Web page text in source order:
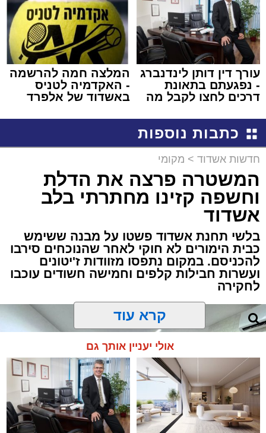
עורך דין דותן לינדנברג
- נפגעתם בתאונת
דרכים לחצו לקבל מה
המלצה חמה להרשמה
- האקדמיה לטניס
באשדוד של אלפרד
כתבות נוספות
חדשות אשדוד > מקומי
המשטרה פרצה את הדלת
וחשפה קזינו מחתרתי בלב
אשדוד
בלשי תחנת אשדוד פשטו על מבנה ששימש
כבית הימורים לא חוקי לאחר שהנוכחים סירבו
להכניסם. במקום נתפסו מזוודות ז'יטונים
ועשרות חבילות קלפים וחמישה חשודים עוכבו
לחקירה
קרא עוד
אולי יעניין אותך גם